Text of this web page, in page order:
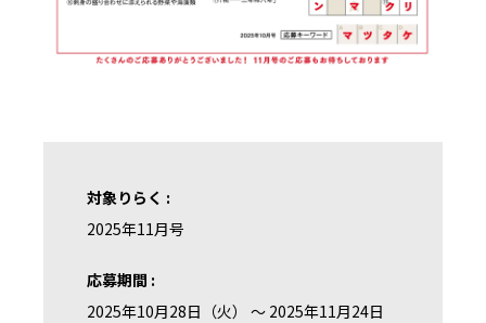
対象りらく :
2025年11月号
応募期間 :
2025年10月28日（火）
～ 2025年11月24日